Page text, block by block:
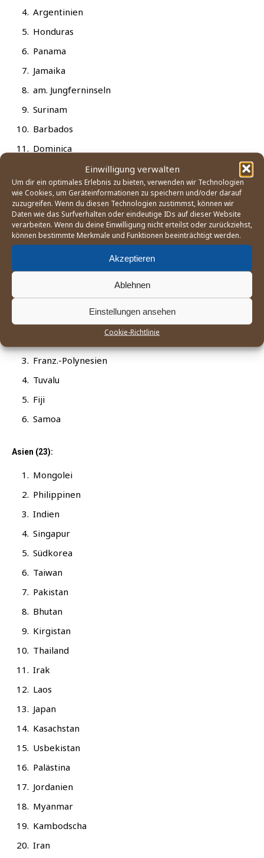
Einwilligung verwalten
Um dir ein optimales Erlebnis zu bieten, verwenden wir Technologien
wie Cookies, um Geräteinformationen zu speichern und/oder darauf
zuzugreifen. Wenn du diesen Technologien zustimmst, können wir
Daten wie das Surfverhalten oder eindeutige IDs auf dieser Website
verarbeiten. Wenn du deine Einwilligung nicht erteilst oder zurückziehst,
können bestimmte Merkmale und Funktionen beeinträchtigt werden.
Akzeptieren
Ablehnen
Einstellungen ansehen
Cookie-Richtlinie
Argen­ti­ni­en
Hon­du­ras
Pana­ma
Jamai­ka
am. Jung­fern­in­seln
Suri­nam
Bar­ba­dos
Domi­ni­ca
Cayman Islands
Baha­mas
Ecua­dor
Gua­te­ma­la
Domi­ni­ka­ni­sche Republik
Ozeanien (6):
Aus­tra­li­en
Franz.-Polynesien
Tuva­lu
Fiji
Samoa
Asien (23):
Mon­go­lei
Phil­ip­pi­nen
Indi­en
Sin­ga­pur
Süd­ko­rea
Tai­wan
Paki­stan
Bhu­tan
Kir­gi­stan
Thai­land
Irak
Laos
Japan
Kasach­stan
Usbe­ki­stan
Paläs­ti­na
Jor­da­ni­en
Myan­mar
Kam­bo­dscha
Iran